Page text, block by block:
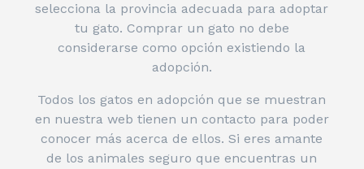
selecciona la provincia adecuada para adoptar
tu gato. Comprar un gato no debe
considerarse como opción existiendo la
adopción.
Todos los gatos en adopción que se muestran
en nuestra web tienen un contacto para poder
conocer más acerca de ellos. Si eres amante
de los animales seguro que encuentras un